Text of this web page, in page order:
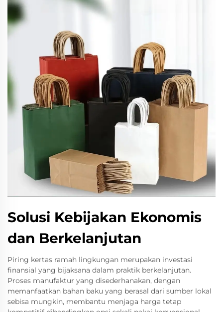
Solusi Kebijakan Ekonomis
dan Berkelanjutan
Piring kertas ramah lingkungan merupakan investasi
finansial yang bijaksana dalam praktik berkelanjutan.
Proses manufaktur yang disederhanakan, dengan
memanfaatkan bahan baku yang berasal dari sumber lokal
sebisa mungkin, membantu menjaga harga tetap